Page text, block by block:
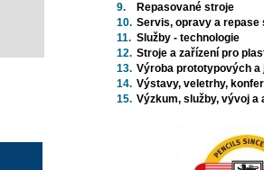
9.
Repasované stroje
10. Servis, opravy a
11. Služby - technologie
12. Stroje a zařízení pro
13. Výroba prototypových
14. Výstavy, veletrhy,
15. Výzkum, služby, vývoj a